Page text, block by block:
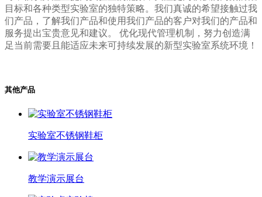
目标和各种类型实验室的独特策略。我们真诚的希望接触过我
们产品，了解我们产品和使用我们产品的客户对我们的产品和
服务提出宝贵意见和建议。 优化现代管理机制，努力创造满
足当前需要且能适应未来可持续发展的新型实验室系统环境！
其他产品
实验室不锈钢鞋柜
教学演示展台